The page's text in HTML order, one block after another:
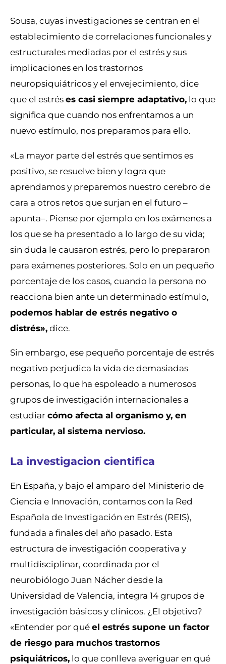
Sousa, cuyas investigaciones se centran en el
establecimiento de correlaciones funcionales y
estructurales mediadas por el estrés y sus
implicaciones en los trastornos
neuropsiquiátricos y el envejecimiento, dice
que el estréses casi siempre adaptativo, lo que
significa que cuando nos enfrentamos a un
nuevo estímulo, nos preparamos para ello.
«La mayor parte del estrés que sentimos es
positivo, se resuelve bien y logra que
aprendamos y preparemos nuestro cerebro de
cara a otros retos que surjan en el futuro –
apunta–. Piense por ejemplo en los exámenes a
los que se ha presentado a lo largo de su vida;
sin duda le causaron estrés, pero lo prepararon
para exámenes posteriores. Solo en un pequeño
porcentaje de los casos, cuando la persona no
reacciona bien ante un determinado estímulo,
podemos hablar de estrés negativo o
distrés»,dice.
Sin embargo, ese pequeño porcentaje de estrés
negativo perjudica la vida de demasiadas
personas, lo que ha espoleado a numerosos
grupos de investigación internacionales a
estudiarcómo afecta al organismo y, en
particular, al sistema nervioso.
La investigacion cientifica
En España, y bajo el amparo del Ministerio de
Ciencia e Innovación, contamos con la Red
Española de Investigación en Estrés (REIS),
fundada a finales del año pasado. Esta
estructura de investigación cooperativa y
multidisciplinar, coordinada por el
neurobiólogo Juan Nácher desde la
Universidad de Valencia, integra 14 grupos de
investigación básicos y clínicos. ¿El objetivo?
«Entender por quéel estrés supone un factor
de riesgo para muchos trastornos
psiquiátricos, lo que conlleva averiguar en qué